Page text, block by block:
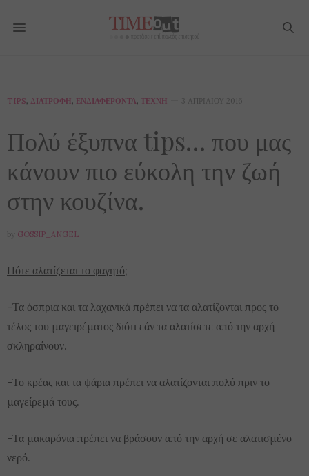
TIPS, ΔΙΑΤΡΟΦΉ, ΕΝΔΙΑΦΈΡΟΝΤΑ, ΤΈΧΝΗ 3 ΑΠΡΙΛΊΟΥ 2016
Πολύ έξυπνα tips… που μας
κάνουν πιο εύκολη την ζωή
στην κουζίνα.
by GOSSIP_ANGEL
Πότε αλατίζεται το φαγητό;
-Τα όσπρια και τα λαχανικά πρέπει να τα αλατίζονται προς το
τέλος του μαγειρέματος διότι εάν τα αλατίσετε από την αρχή
σκληραίνουν.
-Το κρέας και τα ψάρια πρέπει να αλατίζονται πολύ πριν το
μαγείρεμά τους.
-Τα μακαρόνια πρέπει να βράσουν από την αρχή σε αλατισμένο
νερό.